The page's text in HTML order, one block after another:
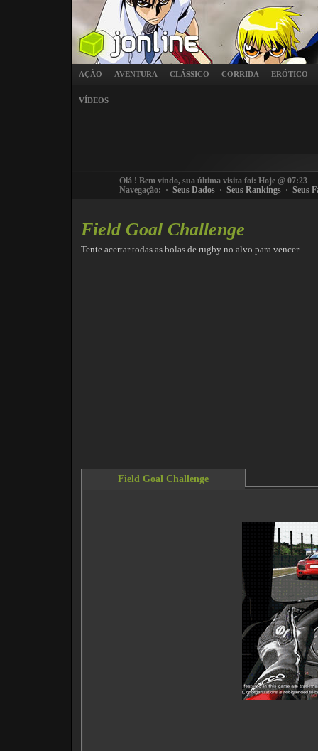
AÇÃO AVENTURA CLÁSSICO CORRIDA ERÓTICO
VÍDEOS
Olá ! Bem vindo, sua última visita foi: Hoje @ 07:23
Navegação: · Seus Dados · Seus Rankings · Seus
Field Goal Challenge
Tente acertar todas as bolas de rugby no alvo para vencer.
Field Goal Challenge